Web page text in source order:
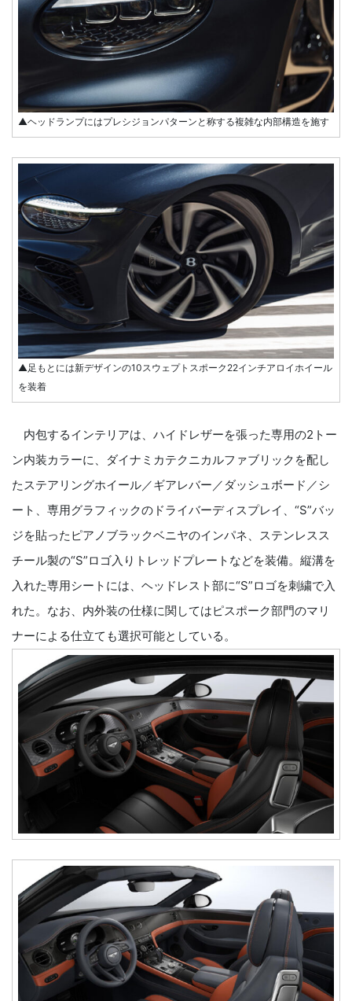
▲ヘッドランプにはプレシジョンパターンと称する複雑な内部構造を施す
▲足もとには新デザインの10スウェプトスポーク22インチアロイホイール
を装着
内包するインテリアは、ハイドレザーを張った専用の2トー
ン内装カラーに、ダイナミカテクニカルファブリックを配し
たステアリングホイール／ギアレバー／ダッシュボード／シ
ート、専用グラフィックのドライバーディスプレイ、“S”バッ
ジを貼ったピアノブラックベニヤのインパネ、ステンレスス
チール製の“S”ロゴ入りトレッドプレートなどを装備。縦溝を
入れた専用シートには、ヘッドレスト部に“S”ロゴを刺繍で入
れた。なお、内外装の仕様に関してはピスポーク部門のマリ
ナーによる仕立ても選択可能としている。